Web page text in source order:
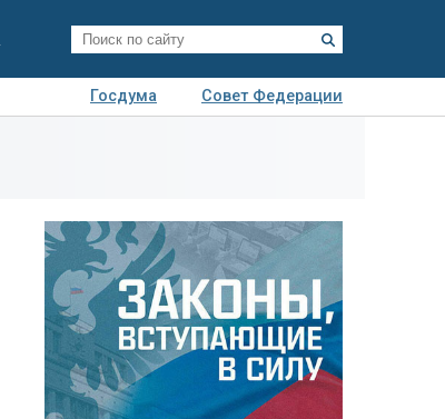
Госдума
Совет Федерации